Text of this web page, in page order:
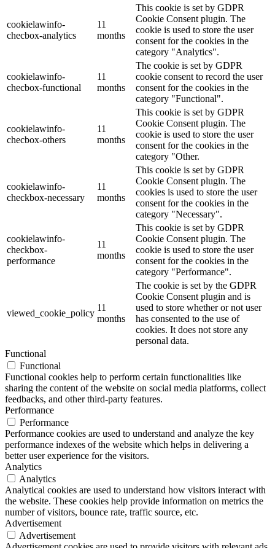
cookielawinfo-
checbox-analytics
11
months
This cookie is set by GDPR
Cookie Consent plugin. The
cookie is used to store the user
consent for the cookies in the
category "Analytics".
cookielawinfo-
checbox-functional
11
months
The cookie is set by GDPR
cookie consent to record the user
consent for the cookies in the
category "Functional".
cookielawinfo-
checbox-others
11
months
This cookie is set by GDPR
Cookie Consent plugin. The
cookie is used to store the user
consent for the cookies in the
category "Other.
cookielawinfo-
checkbox-necessary
11
months
This cookie is set by GDPR
Cookie Consent plugin. The
cookies is used to store the user
consent for the cookies in the
category "Necessary".
cookielawinfo-
checkbox-
performance
11
months
This cookie is set by GDPR
Cookie Consent plugin. The
cookie is used to store the user
consent for the cookies in the
category "Performance".
viewed_cookie_policy
11
months
The cookie is set by the GDPR
Cookie Consent plugin and is
used to store whether or not user
has consented to the use of
cookies. It does not store any
personal data.
Functional
Functional
Functional cookies help to perform certain functionalities like
sharing the content of the website on social media platforms, collect
feedbacks, and other third-party features.
Performance
Performance
Performance cookies are used to understand and analyze the key
performance indexes of the website which helps in delivering a
better user experience for the visitors.
Analytics
Analytics
Analytical cookies are used to understand how visitors interact with
the website. These cookies help provide information on metrics the
number of visitors, bounce rate, traffic source, etc.
Advertisement
Advertisement